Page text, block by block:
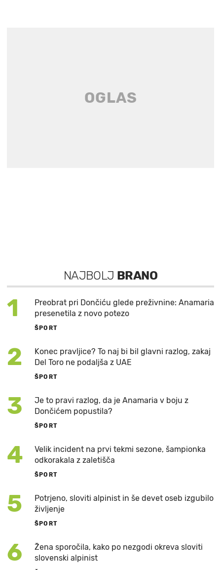
NAJBOLJ BRANO
1
Preobrat pri Dončiću glede preživnine: Anamaria
presenetila z novo potezo
ŠPORT
2
Konec pravljice? To naj bi bil glavni razlog, zakaj
Del Toro ne podaljša z UAE
ŠPORT
3
Je to pravi razlog, da je Anamaria v boju z
Dončićem popustila?
ŠPORT
4
Velik incident na prvi tekmi sezone, šampionka
odkorakala z zaletišča
ŠPORT
5
Potrjeno, sloviti alpinist in še devet oseb izgubilo
življenje
ŠPORT
6
Žena sporočila, kako po nezgodi okreva sloviti
slovenski alpinist